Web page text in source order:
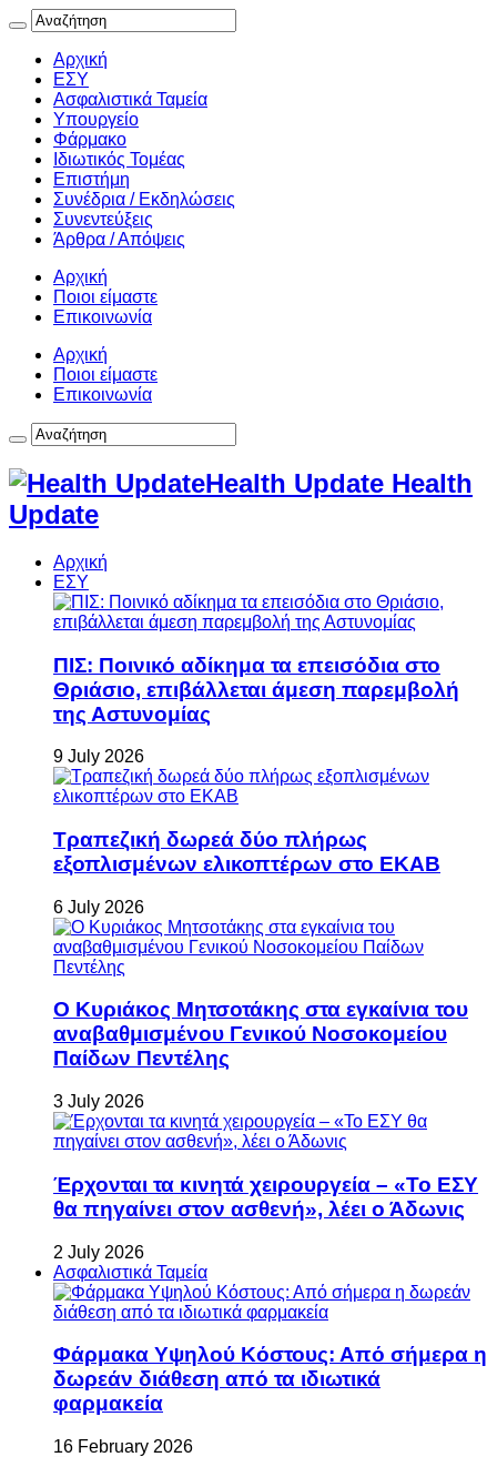
Αρχική
ΕΣΥ
Ασφαλιστικά Ταμεία
Υπουργείο
Φάρμακο
Ιδιωτικός Τομέας
Επιστήμη
Συνέδρια / Εκδηλώσεις
Συνεντεύξεις
Άρθρα / Απόψεις
Αρχική
Ποιοι είμαστε
Επικοινωνία
Αρχική
Ποιοι είμαστε
Επικοινωνία
Health Update Health
Update
Αρχική
ΕΣΥ
ΠΙΣ: Ποινικό αδίκημα τα επεισόδια στο
Θριάσιο, επιβάλλεται άμεση παρεμβολή
της Αστυνομίας
9 July 2026
Τραπεζική δωρεά δύο πλήρως
εξοπλισμένων ελικοπτέρων στο ΕΚΑΒ
6 July 2026
Ο Κυριάκος Μητσοτάκης στα εγκαίνια του
αναβαθμισμένου Γενικού Νοσοκομείου
Παίδων Πεντέλης
3 July 2026
Έρχονται τα κινητά χειρουργεία – «Το ΕΣΥ
θα πηγαίνει στον ασθενή», λέει ο Άδωνις
2 July 2026
Ασφαλιστικά Ταμεία
Φάρμακα Υψηλού Κόστους: Από σήμερα η
δωρεάν διάθεση από τα ιδιωτικά
φαρμακεία
16 February 2026